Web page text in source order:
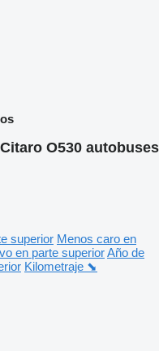
O530 autobuses
superior Menos caro en
en parte superiorAño de
Kilometraje ⬊